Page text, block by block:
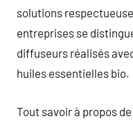
solutions
entreprises se
diffuseurs réalisés
huiles essentielles bio.
Tout savoir à propos de